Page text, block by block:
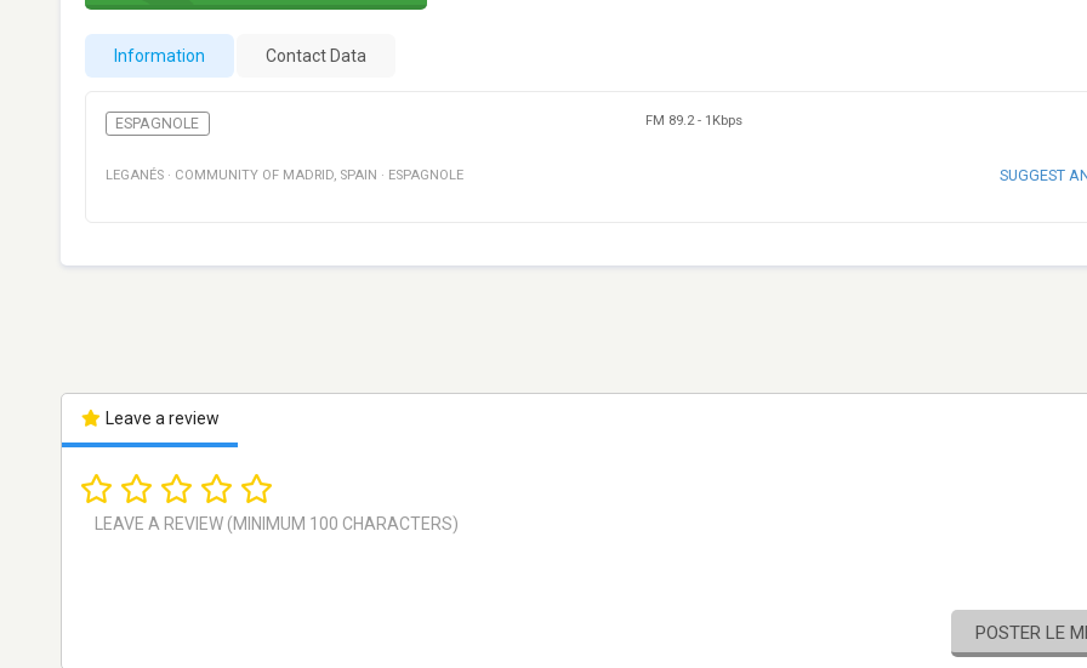
Information Contact Data
ESPAGNOLE FM 89.2- 1Kbps
LEGANÉS · COMMUNITY OF MADRID, SPAIN · ESPAGNOLE SUGGEST
Leave a review
POSTER LE